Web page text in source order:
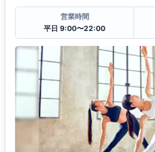
営業時間
平日 9:00〜22:00